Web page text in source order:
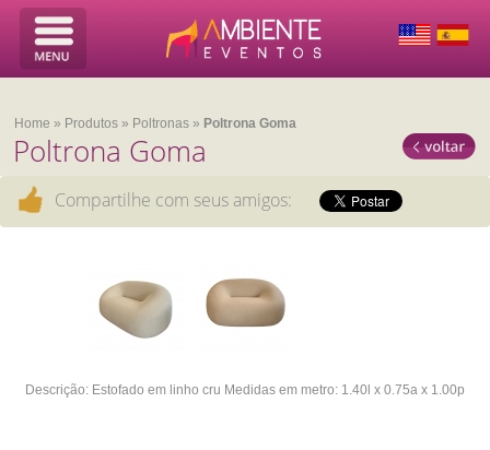
Home » Produtos » Poltronas » Poltrona Goma
Poltrona Goma
Compartilhe com seus amigos:
Descrição: Estofado em linho cru Medidas em metro: 1.40l x 0.75a x 1.00p